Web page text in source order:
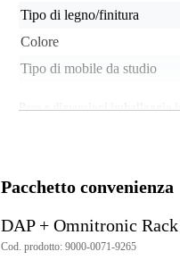
Tipo di legno/finitura
Colore
Tipo di mobile da studio
Peso e dimensioni imballaggio
rack professionale
fatto in metallo opaco
Pacchetto convenienza
DAP + Omnitronic
Cod. prodotto: 9000-0071-9265